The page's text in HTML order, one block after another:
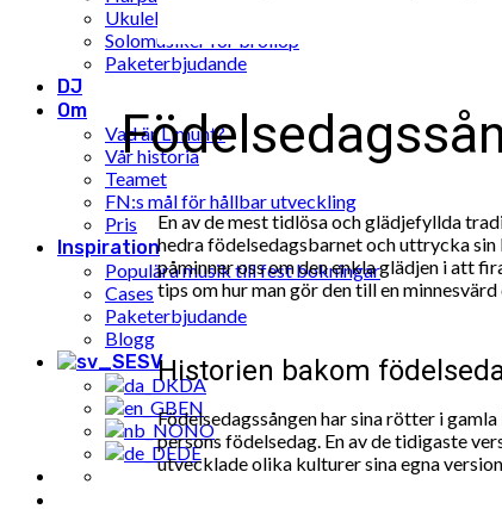
Ukulele
Solomusiker för bröllop
Paketerbjudande
DJ
Om
Vad är Limunt?
Vår historia
Teamet
FN:s mål för hållbar utveckling
Pris
Inspiration
Populära musik till fest bokningar
Cases
Paketerbjudande
Blogg
SV
DA
EN
NO
DE
En av de mest tidlösa och glädjefyllda
hedra födelsedagsbarnet och uttrycka sin
påminner oss om den enkla glädjen i att
tips om hur man gör den till en
Historien bakom
Födelsedagssången har sina rötter i
persons födelsedag. En av de tidigaste
utvecklade olika kulturer sina egna